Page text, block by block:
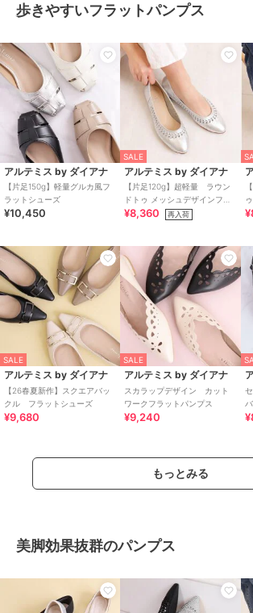
歩きやすいフラットパンプス
アルテミス by ダイアナ
【片足150g】軽量グルカ風フ
ラットシューズ
¥10,450
SALE
アルテミス by ダイアナ
【片足120g】超軽量 ラウン
ドトゥ メッシュデザインフラ
ットシューズ
¥8,360 再入荷
SALE
アルテミス by ダイアナ
【26春夏新作】スクエアバッ
クル フラットシューズ
¥9,680
SALE
アルテミス by ダイアナ
スカラップデザイン カット
ワークフラットパンプス
¥9,240
もっとみる
美脚効果抜群のパンプス